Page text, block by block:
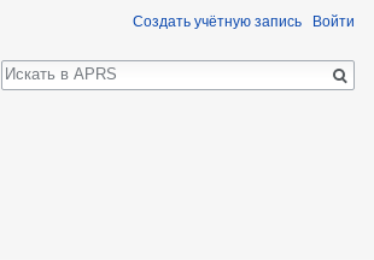
Создать учётную запись Войти
Поиск